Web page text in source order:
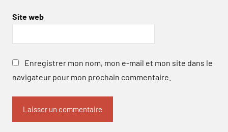
Site web
Enregistrer mon nom, mon e-mail et mon site dans le
navigateur pour mon prochain commentaire.